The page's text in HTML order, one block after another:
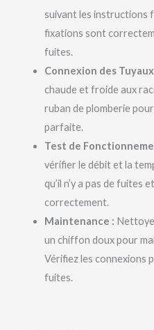
suivant les instructions
fixations sont
fuites.
Connexion des
chaude et froide aux
ruban de plomberie
parfaite.
Test de
vérifier le débit et la
qu’il n’y a pas de fuites
correctement.
Maintenance :
un chiffon doux pour
Vérifiez les connexions
fuites.